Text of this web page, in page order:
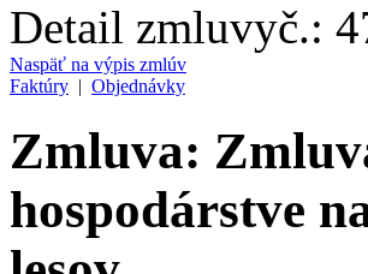
Detail zmluvyč.:
Naspäť na výpis zmlúv
Faktúry | Objednávky
Zmluva:
hospodárstve